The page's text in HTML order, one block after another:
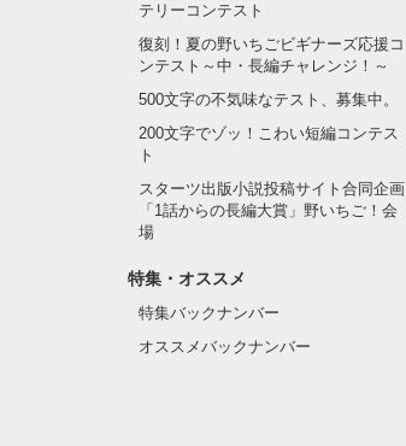
テリーコンテスト
復刻！夏の野いちごビギナーズ応援コ
ンテスト～中・長編チャレンジ！～
500文字の不気味なテスト、募集中。
200文字でゾッ！こわい短編コンテス
ト
スターツ出版小説投稿サイト合同企画
「1話からの長編大賞」野いちご！会
場
特集・オススメ
特集バックナンバー
オススメバックナンバー